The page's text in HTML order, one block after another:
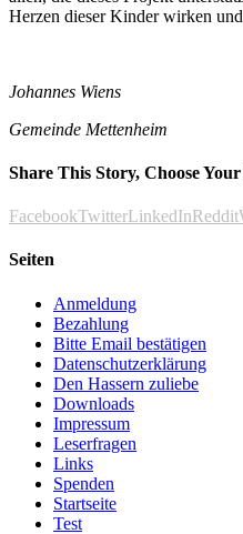
Herzen dieser Kinder wirken
Johannes Wiens
Gemeinde Mettenheim
Share This Story, Choose
FacebookTwitterLinkedInReddit
Seiten
Anmeldung
Bezahlung
Bitte Email bestätigen
Datenschutzerklärung
Den Hassern zuliebe
Downloads
Impressum
Leserfragen
Links
Spenden
Startseite
Test